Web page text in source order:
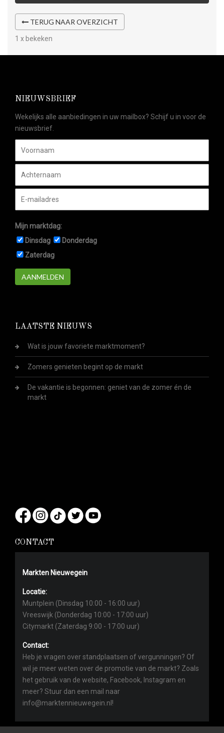
TERUG NAAR OVERZICHT
1 x bekeken
NIEUWSBRIEF
Wekelijks alle aanbiedingen in uw mailbox? Schijf u in voor de
nieuwsbrief.
Mijn marktdag:
Dinsdag
Donderdag
Zaterdag
AANMELDEN
LAATSTE NIEUWS
Wat is jouw favoriete marktmoment?
Zomers genieten begint op de markt
De vakantie is begonnen: geniet van de zomer én de
markt
CONTACT
Markten Nieuwegein
Locatie:
Muntplein (Dinsdag 10:00 - 16:00 uur)
Vreeswijk (Donderdag 10:00 - 17:00 uur)
Citymarkt (Zaterdag 9:00 - 17:00 uur)
Contact:
Heb je vragen over standplaatsen of vergunningen? Of
wil je meer weten over de promotie van de markt? Zoals
het gebruik van de website, Facebook, Instagram en
meer? Stuur dan een mail naar
info@marktennieuwegein.nl!